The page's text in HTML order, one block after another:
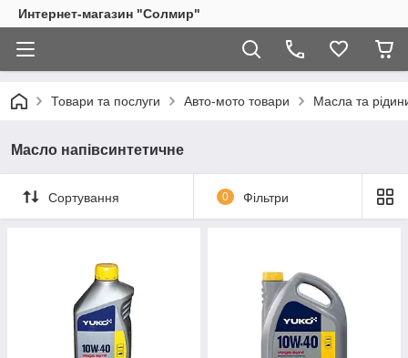
Интернет-магазин "Солмир"
Товари та послуги Авто-мото товари Масла та
Масло напівсинтетичне
Сортування 0 Фільтри